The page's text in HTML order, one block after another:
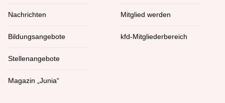
Nachrichten
Bildungsangebote
Stellenangebote
Magazin „Junia“
Mitglied werden
kfd-Mitgliederbereich